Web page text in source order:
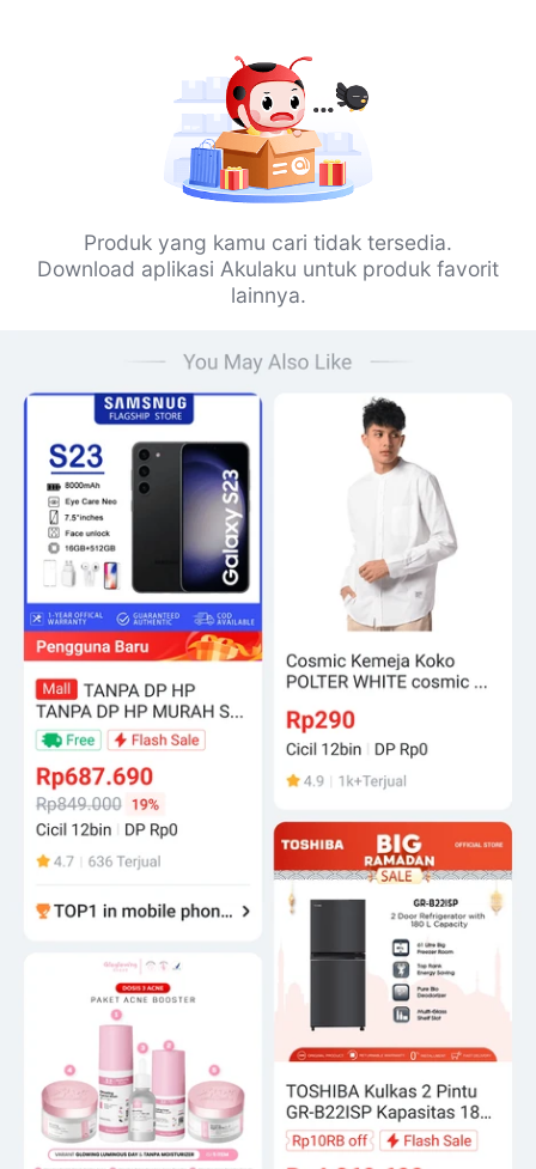
Produk yang kamu cari tidak tersedia.
Download aplikasi Akulaku untuk produk favorit
lainnya.